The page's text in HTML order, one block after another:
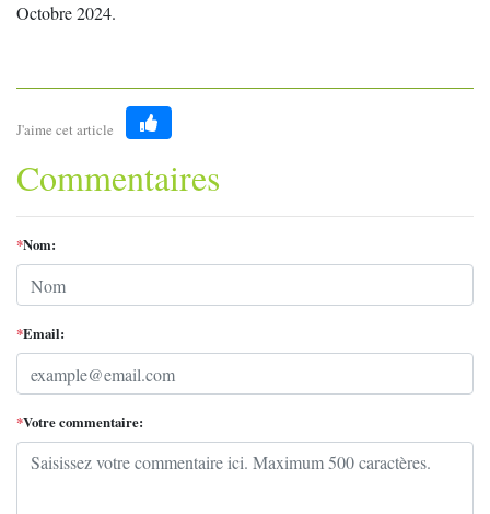
Octobre 2024.
J'aime cet article
Like
Commentaires
*Nom:
*Email:
*Votre commentaire: